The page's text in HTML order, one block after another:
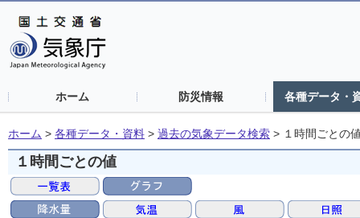
ホーム 防災情報 各種データ・
ホーム > 各種データ・資料 > 過去の気象データ検索 > １時間ごとの
１時間ごとの値